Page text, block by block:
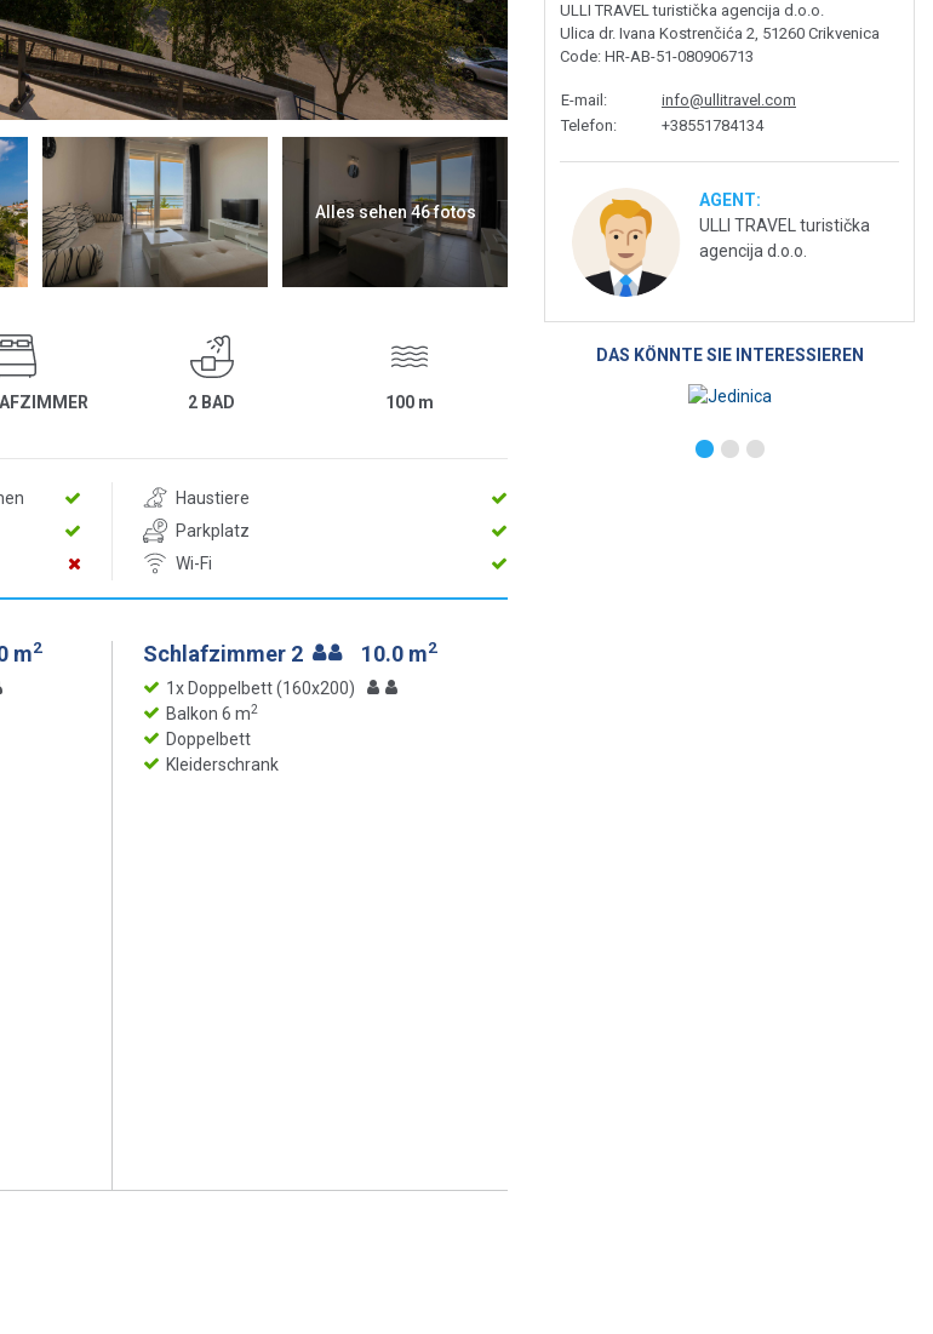
Alles sehen 46 fotos
2 BAD 100 m
Haustiere
Parkplatz
Wi-Fi
m2 Schlafzimmer 2 10.0 m2
1x Doppelbett (160x200)
Balkon 6 m2
Doppelbett
Kleiderschrank
ULLI TRAVEL turistička agencija d.o.o.
Ulica dr. Ivana Kostrenčića 2, 51260 Crikvenica
Code: HR-AB-51-080906713
E-mail :
info@ullitravel.com
Telefon: +38551784134
AGENT:
ULLI TRAVEL turistička
agencija d.o.o.
DAS KÖNNTE SIE INTERESSIEREN